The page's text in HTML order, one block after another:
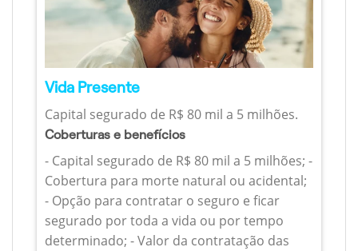
Vida Presente
Capital segurado de R$ 80 mil a 5 milhões.
Coberturas e benefícios
- Capital segurado de R$ 80 mil a 5 milhões; -
Cobertura para morte natural ou acidental;
- Opção para contratar o seguro e ficar
segurado por toda a vida ou por tempo
determinado; - Valor da contratação das